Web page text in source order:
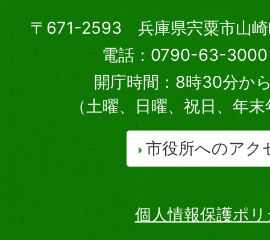
〒671-2593 兵庫県宍粟市山崎
電話：0790-63-3000
開庁時間：8時30分か
（土曜、日曜、祝日、年
市役所へのアク
個人情報保護ポ